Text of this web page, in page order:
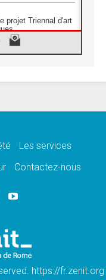
projet Triennal d'art
aux religieuses
nationale
estime
s'achète pas avec
Les services
Contactez-nous
https://fr.zenit.org